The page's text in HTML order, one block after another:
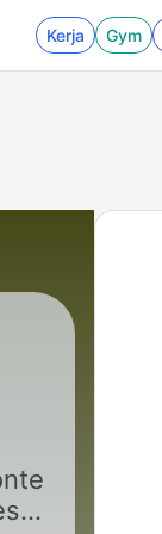
Kerja Gym